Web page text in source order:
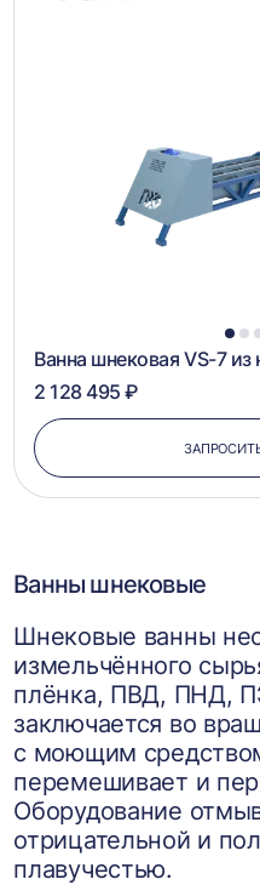
1 2
Ванна шнековая VS-7
2 128 495 ₽
Ванны шнековые
Шнековые ванны
измельчённого
плёнка, ПВД, ПНД,
заключается во
с моющим
перемешивает и
Оборудование
отрицательной и
плавучестью.